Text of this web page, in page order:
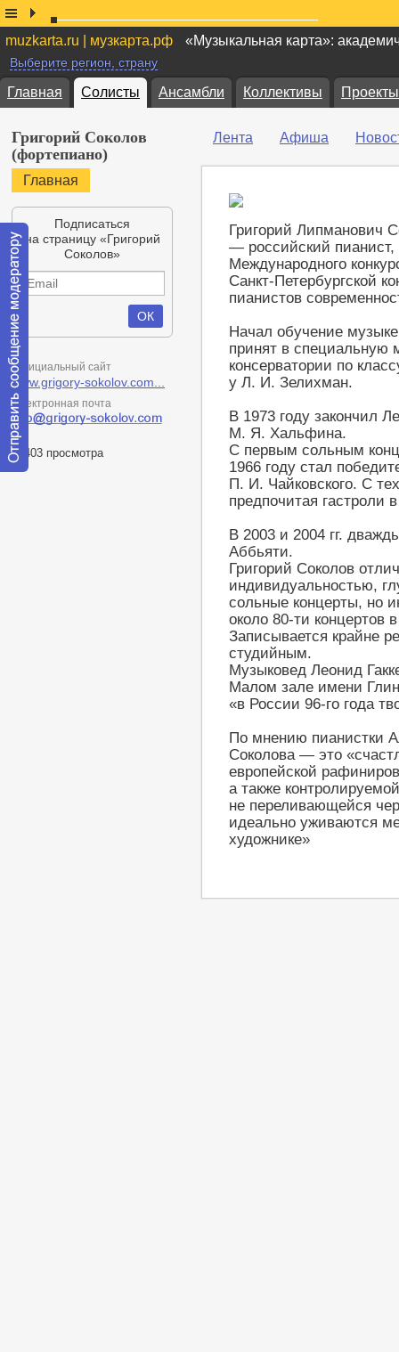
muzkarta.ru | музкарта.рф «Музыкальная карта»:
Выберите регион, страну
Главная Солисты Ансамбли Коллективы Проекты
Григорий Соколов
(фортепиано)
Главная
Подписаться
на страницу «Григорий
Соколов»
Официальный сайт
www.grigory-sokolov.com...
Электронная почта
47403 просмотра
Лента Афиша
Григорий Липманович
— российский
Международного
Санкт-Петербургской
пианистов
Начал обучение
принят в специальную
консерватории по
у Л. И. Зелихман.
В 1973 году закончил
М. Я. Хальфина.
С первым сольным
1966 году стал
П. И. Чайковского. С
предпочитая гастроли
В 2003 и 2004 гг.
Аббьяти.
Григорий Соколов
индивидуальностью,
сольные концерты, но
около 80-ти концертов
Записывается крайне
студийным.
Музыковед Леонид
Малом зале имени
«в России 96-го года
По мнению пианистки
Соколова — это
европейской
а также
не переливающейся
идеально уживаются
художнике»